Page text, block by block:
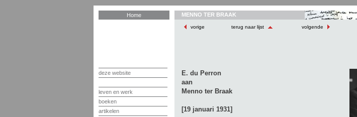
Home
deze website
leven en werk
boeken
artikelen
MENNO TER BRAAK
vorige terug naar lijst volgende
E. du Perron
aan
Menno ter Braak
[19 januari 1931]